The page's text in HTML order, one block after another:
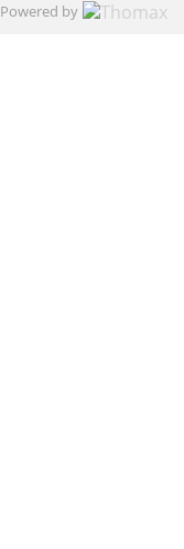
Powered by